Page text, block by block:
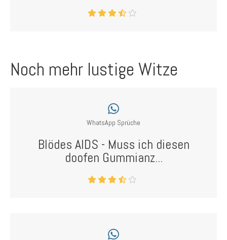
Noch mehr lustige Witze
WhatsApp Sprüche
Blödes AIDS - Muss ich diesen
doofen Gummianz...